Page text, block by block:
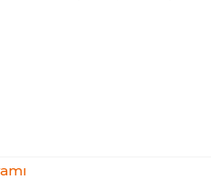
insan ruhunun